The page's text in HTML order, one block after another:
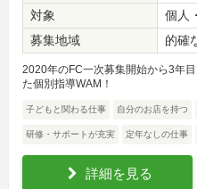
対象
個人
募集地域
的確
2020年のFC一次募集開始から3年
た個別指導WAM！
子どもと関わる仕事 自分のお店を持つ
研修・サポートが充実 定年なしの仕事
詳細を見る